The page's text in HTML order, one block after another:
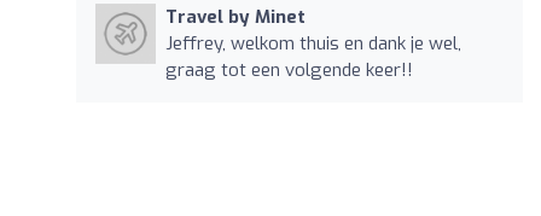
Travel by Minet
Jeffrey, welkom thuis en dank je wel,
graag tot een volgende keer!!